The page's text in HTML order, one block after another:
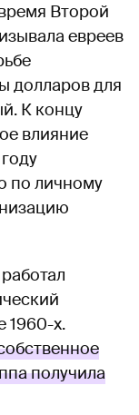
Второй
евреев
долларов для
К концу
влияние
по личному
1960-х.
получила